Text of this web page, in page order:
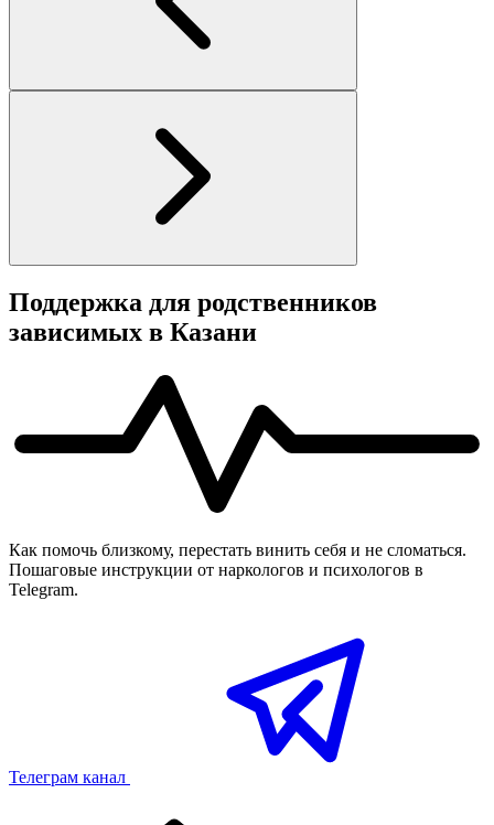
Поддержка для родственников
зависимых в Казани
Как помочь близкому, перестать винить себя и не сломаться.
Пошаговые инструкции от наркологов и психологов в
Telegram.
Телеграм канал